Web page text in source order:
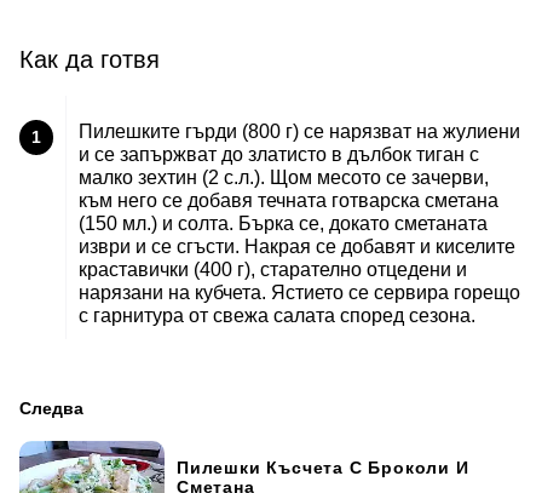
Как да готвя
1
Пилешките гърди (800 г) се нарязват на жулиени
и се запържват до златисто в дълбок тиган с
малко зехтин (2 с.л.). Щом месото се зачерви,
към него се добавя течната готварска сметана
(150 мл.) и солта. Бърка се, докато сметаната
изври и се сгъсти. Накрая се добавят и киселите
краставички (400 г), старателно отцедени и
нарязани на кубчета. Ястието се сервира горещо
с гарнитура от свежа салата според сезона.
Следва
Пилешки Късчета С Броколи И
Сметана